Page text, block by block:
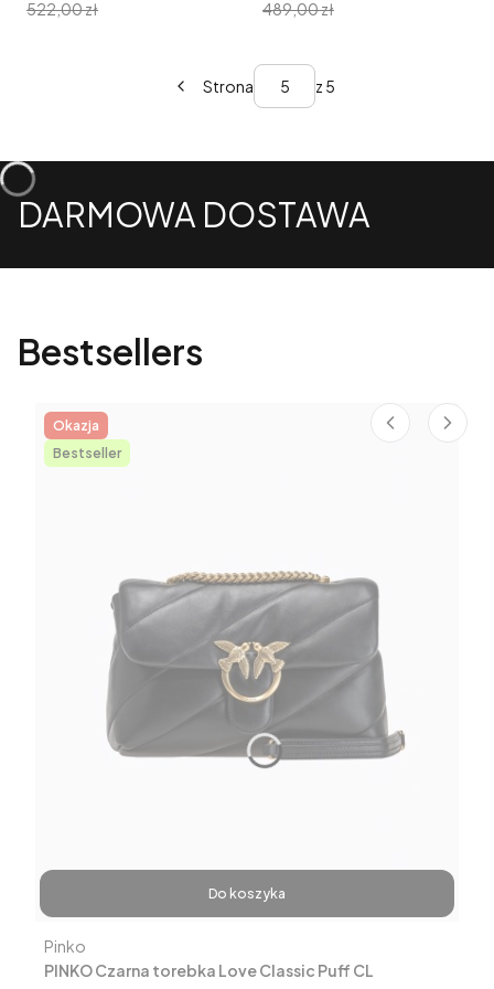
522,00 zł
489,00 zł
Strona z 5
DARMOWA DOSTAWA
Bestsellers
Okazja
Bestseller
Do koszyka
PINKO Czarna torebka Love Classic Puff CL
Producent
Pinko